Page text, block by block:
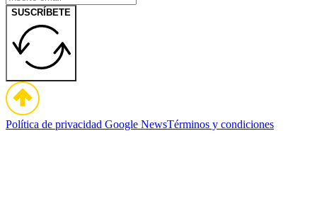
SUSCRÍBETE
Política de privacidad Google NewsTérminos y condiciones